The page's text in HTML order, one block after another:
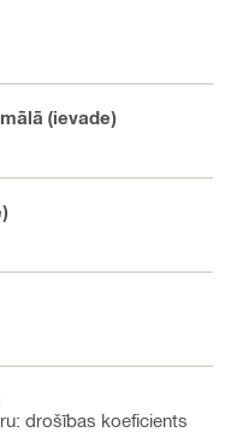
(ievade)
drošības koeficients